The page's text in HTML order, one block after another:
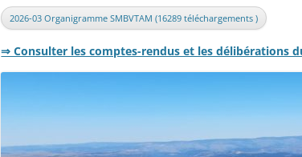
2026-03 Organigramme SMBVTAM (16289 téléchargements )
⇒ Consulter les comptes-rendus et les délibérations